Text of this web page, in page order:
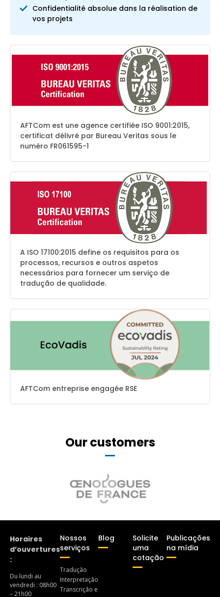
Confidentialité absolue dans la réalisation de
vos projets
AFTCom est une agence certifiée ISO 9001:2015,
certificat délivré par Bureau Veritas sous le
numéro FR061595-1
A ISO 17100:2015 define os requisitos para os
processos, recursos e outros aspetos
necessários para fornecer um serviço de
tradução de qualidade.
AFTCom entreprise engagée RSE
Our customers
Horaires
d’ouvertures
:
Du lundi au
vendredi : 08h00
– 21h00
Nossos
serviços
Tradução
Interpretação
Transcrição e
Blog
Solicite
uma
cotação
Publicações
na mídia